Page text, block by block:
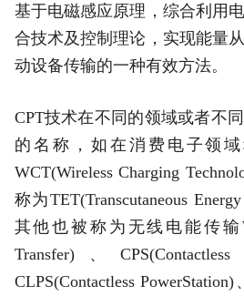
基于电磁感应原理，综合利用
合技术及控制理论，实现能量
动设备传输的一种有效方法。
CPT技术在不同的领域或者不
的名称，如在消费电子领
WCT(Wireless Charging
称为TET(Transcutaneous
其他也被称为无线电能传输
Transfer)、
CLPS(Contactless